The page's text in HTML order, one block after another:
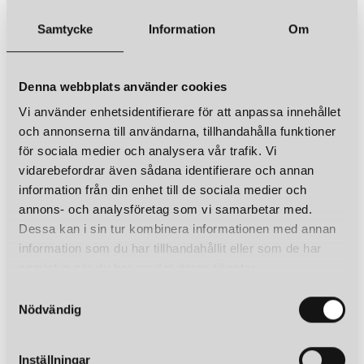
Samtycke Information Om
Denna webbplats använder cookies
Vi använder enhetsidentifierare för att anpassa innehållet
och annonserna till användarna, tillhandahålla funktioner
för sociala medier och analysera vår trafik. Vi
vidarebefordrar även sådana identifierare och annan
information från din enhet till de sociala medier och
annons- och analysföretag som vi samarbetar med.
Dessa kan i sin tur kombinera informationen med annan
information som du har tillhandahållit eller som de har
Nödvändig
Inställningar